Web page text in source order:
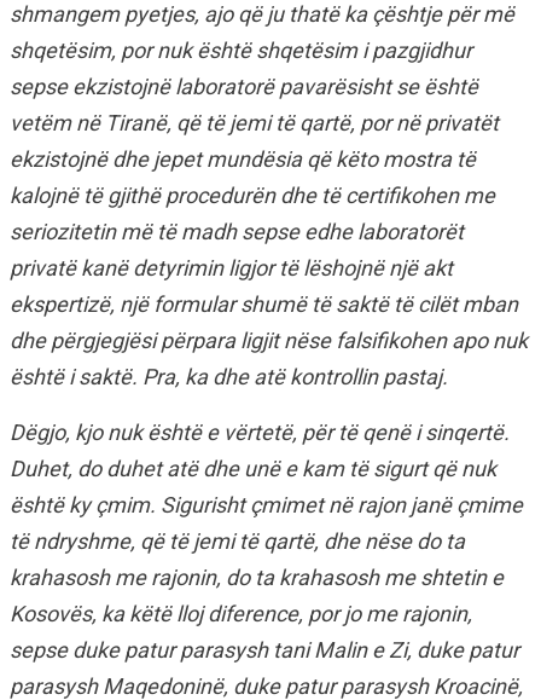
shmangem pyetjes, ajo që ju thatë ka çështje për më
shqetësim, por nuk është shqetësim i pazgjidhur
sepse ekzistojnë laboratorë pavarësisht se është
vetëm në Tiranë, që të jemi të qartë, por në privatët
ekzistojnë dhe jepet mundësia që këto mostra të
kalojnë të gjithë procedurën dhe të certifikohen me
seriozitetin më të madh sepse edhe laboratorët
privatë kanë detyrimin ligjor të lëshojnë një akt
ekspertizë, një formular shumë të saktë të cilët mban
dhe përgjegjësi përpara ligjit nëse falsifikohen apo nuk
është i saktë. Pra, ka dhe atë kontrollin pastaj.
Dëgjo, kjo nuk është e vërtetë, për të qenë i sinqertë.
Duhet, do duhet atë dhe unë e kam të sigurt që nuk
është ky çmim. Sigurisht çmimet në rajon janë çmime
të ndryshme, që të jemi të qartë, dhe nëse do ta
krahasosh me rajonin, do ta krahasosh me shtetin e
Kosovës, ka këtë lloj diference, por jo me rajonin,
sepse duke patur parasysh tani Malin e Zi, duke patur
parasysh Maqedoninë, duke patur parasysh Kroacinë,